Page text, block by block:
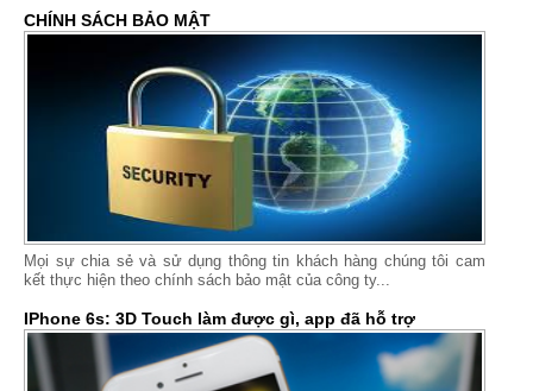
CHÍNH SÁCH BẢO MẬT
Mọi sự chia sẻ và sử dụng thông tin khách hàng chúng tôi cam
kết thực hiện theo chính sách bảo mật của công ty...
IPhone 6s: 3D Touch làm được gì, app đã hỗ trợ